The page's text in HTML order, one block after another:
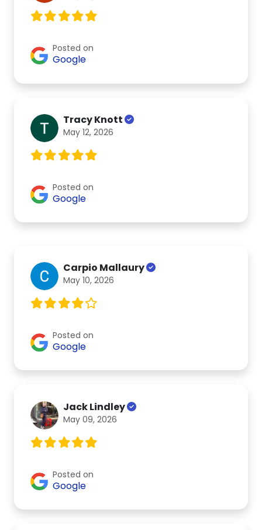
Posted on
Google
Tracy Knott
May 12, 2026
Posted on
Google
Carpio Mallaury
May 10, 2026
Posted on
Google
Jack Lindley
May 09, 2026
Posted on
Google